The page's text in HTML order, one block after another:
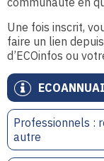
Professionnels :
autre
Une fois inscrit,
faire un lien
d’ECOinfos ou